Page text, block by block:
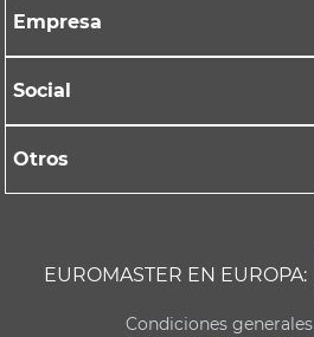
Empresa
Social
Otros
EUROMASTER EN EUROPA:
Condiciones generales